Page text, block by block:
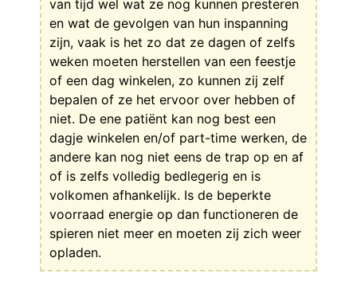
van tijd wel wat ze nog kunnen presteren
en wat de gevolgen van hun inspanning
zijn, vaak is het zo dat ze dagen of zelfs
weken moeten herstellen van een feestje
of een dag winkelen, zo kunnen zij zelf
bepalen of ze het ervoor over hebben of
niet. De ene patiënt kan nog best een
dagje winkelen en/of part-time werken, de
andere kan nog niet eens de trap op en af
of is zelfs volledig bedlegerig en is
volkomen afhankelijk. Is de beperkte
voorraad energie op dan functioneren de
spieren niet meer en moeten zij zich weer
opladen.